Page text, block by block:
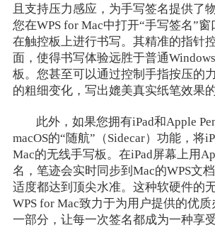
且支持压力感应，为手写签名提供了
您在WPS for Mac中打开“手写签名”
在触控板上进行书写。其精准的指针
面，使得书写体验远胜于普通
板。您甚至可以通过控制手指按压的
的粗细变化，写出媲美真实纸笔效果的
此外，如果您拥有iPad和Apple
macOS的“随航”（Sidecar）功能，将
Mac的无线手写板。在iPad屏幕上用
名，笔迹会实时同步到Mac的WPS文
适度都达到顶尖水准。这种软硬件的
WPS for Mac致力于为用户提供的优
一部分，让每一次签名都成为一种享受